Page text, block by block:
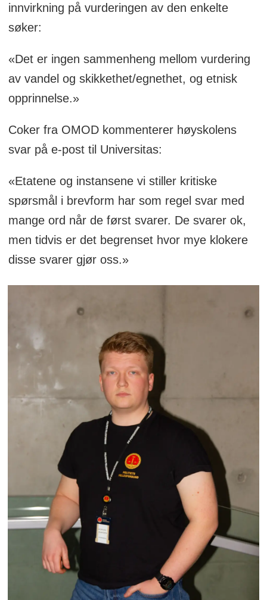
innvirkning på vurderingen av den enkelte
søker:
«Det er ingen sammenheng mellom vurdering
av vandel og skikkethet/egnethet, og etnisk
opprinnelse.»
Coker fra OMOD kommenterer høyskolens
svar på e-post til Universitas:
«Etatene og instansene vi stiller kritiske
spørsmål i brevform har som regel svar med
mange ord når de først svarer. De svarer ok,
men tidvis er det begrenset hvor mye klokere
disse svarer gjør oss.»